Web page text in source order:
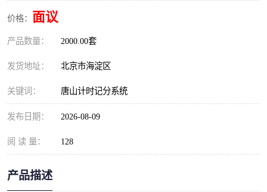
价格： 面议
产品数量： 2000.00套
发货地址： 北京市海淀区
关键词： 唐山计时记分系统
发布日期： 2026-08-09
阅 读 量： 128
产品描述